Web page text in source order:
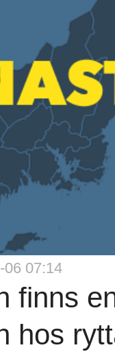
07:14
finns
hos